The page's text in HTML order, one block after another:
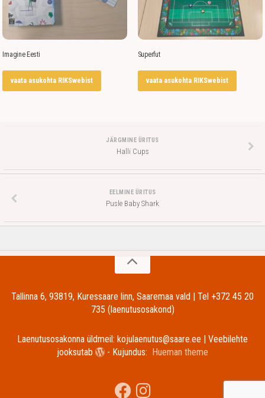
Imagine Eesti
vaata asukohta RIKSwebist
Superfut
vaata asukohta RIKSwebist
JÄRGMINE ÜRITUS
Halli Cups
EELMINE ÜRITUS
Pusle Baby Shark
Tallinna 6, 93819, Kuressaare linn, Saaremaa vald | Tel +372 45 20
735 (laenutusosakond)
Laenutusosakonna üldmeil: kojulaenutus@saare.ee | Veebilehte
jooksutab
- Kujundus: Hueman theme